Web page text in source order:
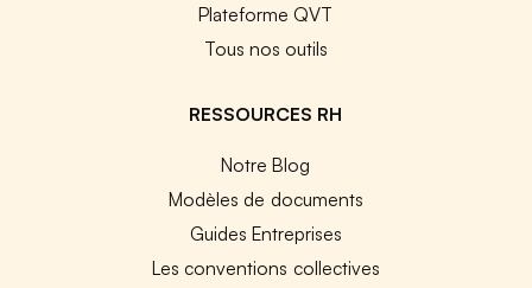
Plateforme QVT
Tous nos outils
RESSOURCES RH
Notre Blog
Modèles de documents
Guides Entreprises
Les conventions collectives